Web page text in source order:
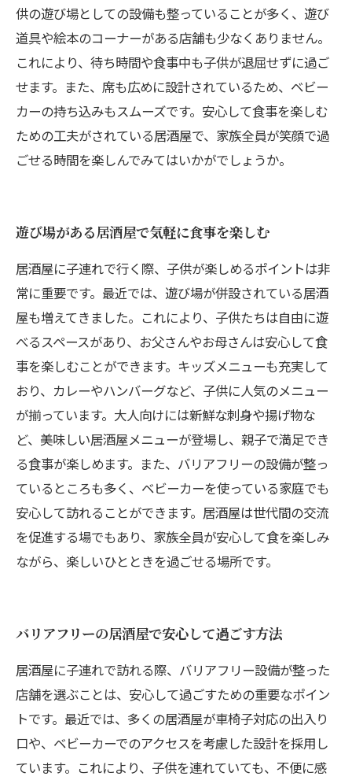
供の遊び場としての設備も整っていることが多く、遊び
道具や絵本のコーナーがある店舗も少なくありません。
これにより、待ち時間や食事中も子供が退屈せずに過ご
せます。また、席も広めに設計されているため、ベビー
カーの持ち込みもスムーズです。安心して食事を楽しむ
ための工夫がされている居酒屋で、家族全員が笑顔で過
ごせる時間を楽しんでみてはいかがでしょうか。
遊び場がある居酒屋で気軽に食事を楽しむ
居酒屋に子連れで行く際、子供が楽しめるポイントは非
常に重要です。最近では、遊び場が併設されている居酒
屋も増えてきました。これにより、子供たちは自由に遊
べるスペースがあり、お父さんやお母さんは安心して食
事を楽しむことができます。キッズメニューも充実して
おり、カレーやハンバーグなど、子供に人気のメニュー
が揃っています。大人向けには新鮮な刺身や揚げ物な
ど、美味しい居酒屋メニューが登場し、親子で満足でき
る食事が楽しめます。また、バリアフリーの設備が整っ
ているところも多く、ベビーカーを使っている家庭でも
安心して訪れることができます。居酒屋は世代間の交流
を促進する場でもあり、家族全員が安心して食を楽しみ
ながら、楽しいひとときを過ごせる場所です。
バリアフリーの居酒屋で安心して過ごす方法
居酒屋に子連れで訪れる際、バリアフリー設備が整った
店舗を選ぶことは、安心して過ごすための重要なポイン
トです。最近では、多くの居酒屋が車椅子対応の出入り
口や、ベビーカーでのアクセスを考慮した設計を採用し
ています。これにより、子供を連れていても、不便に感